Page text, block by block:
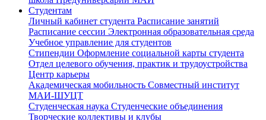
Студентам
Личный кабинет студента Расписание занятий
Расписание сессии Электронная образовательная среда
Учебное управление для студентов
Стипендии Оформление социальной карты студента
Отдел целевого обучения, практик и трудоустройства
Центр карьеры
Академическая мобильность Совместный институт
МАИ-ШУЦТ
Студенческая наука Студенческие объединения
Творческие коллективы и клубы